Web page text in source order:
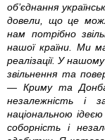
5
2
1
7
3
об’єднання
довели, що це
нам потрібно
нашої країни. Ми
реалізації. У
звільнення та
— Криму та
незалежність і
національною
соборність і